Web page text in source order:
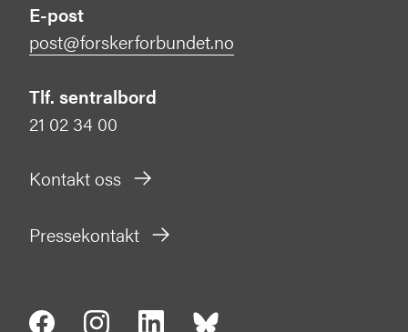
E-post
post@forskerforbundet.no
Tlf. sentralbord
21 02 34 00
Kontakt oss
Pressekontakt